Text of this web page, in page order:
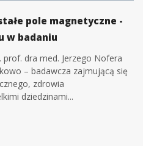
pole magnetyczne -
w badaniu
dra med. Jerzego Nofera
– badawcza zajmującą się
zdrowia
dziedzinami...